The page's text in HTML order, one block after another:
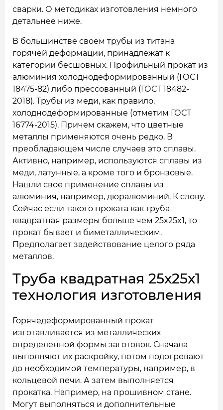
сварки. О методиках изготовления немного
детальнее ниже.
В большинстве своем трубы из титана
горячей деформации, принадлежат к
категории бесшовных. Профильный прокат из
алюминия холоднодеформированный (ГОСТ
18475-82) либо прессованный (ГОСТ 18482-
2018). Трубы из меди, как правило,
холоднодеформированные (отметим ГОСТ
16774-2015). Причем скажем, что цветные
металлы применяются очень редко. В
преобладающем числе случаев это сплавы.
Активно, например, используются сплавы из
меди, латунные, а кроме того и бронзовые.
Нашли свое применение сплавы из
алюминия, например, дюралюминий. К слову.
Сейчас если такого проката как труба
квадратная размеры больше чем 25x25x1, то
прокат бывает и биметаллическим.
Предполагает задействование целого ряда
металлов.
Труба квадратная 25x25x1
технология изготовления
Горячедеформированный прокат
изготавливается из металлических
определенной формы заготовок. Сначала
выполняют их раскройку, потом подогревают
до необходимой температуры, например, в
кольцевой печи. А затем выполняется
прокатка. Например, на прошивном стане.
Могут выполняться и дополнительные